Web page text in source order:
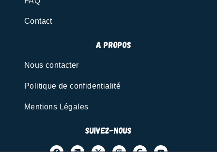
Contact
A propos
Nous contacter
Politique de confidentialité
Mentions Légales
Suivez-nous